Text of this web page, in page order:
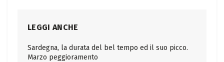
LEGGI ANCHE
Sardegna, la durata del bel tempo ed il suo picco.
Marzo peggioramento